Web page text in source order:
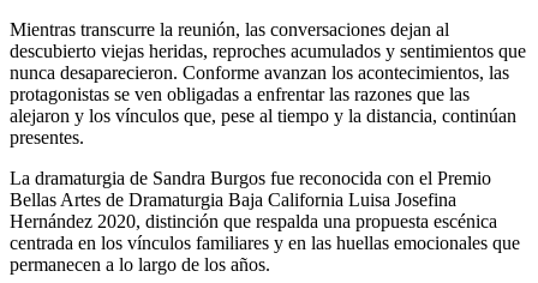
Mientras transcurre la reunión, las conversaciones dejan al
descubierto viejas heridas, reproches acumulados y sentimientos que
nunca desaparecieron. Conforme avanzan los acontecimientos, las
protagonistas se ven obligadas a enfrentar las razones que las
alejaron y los vínculos que, pese al tiempo y la distancia, continúan
presentes.
La dramaturgia de Sandra Burgos fue reconocida con el Premio
Bellas Artes de Dramaturgia Baja California Luisa Josefina
Hernández 2020, distinción que respalda una propuesta escénica
centrada en los vínculos familiares y en las huellas emocionales que
permanecen a lo largo de los años.